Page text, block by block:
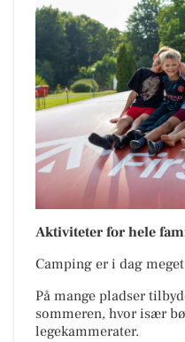
Aktiviteter for hele
Camping er i dag
På mange pladser
sommeren, hvor især
legekammerater.